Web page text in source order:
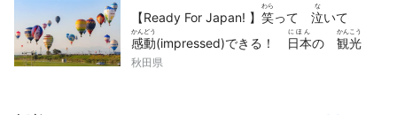
【Ready For Japan! 】 笑
わら
って 泣
な
いて
感動
かんどう
(impressed)できる！ 日本
にほん
の 観光
かんこう
動画
どうが
10
秋田県